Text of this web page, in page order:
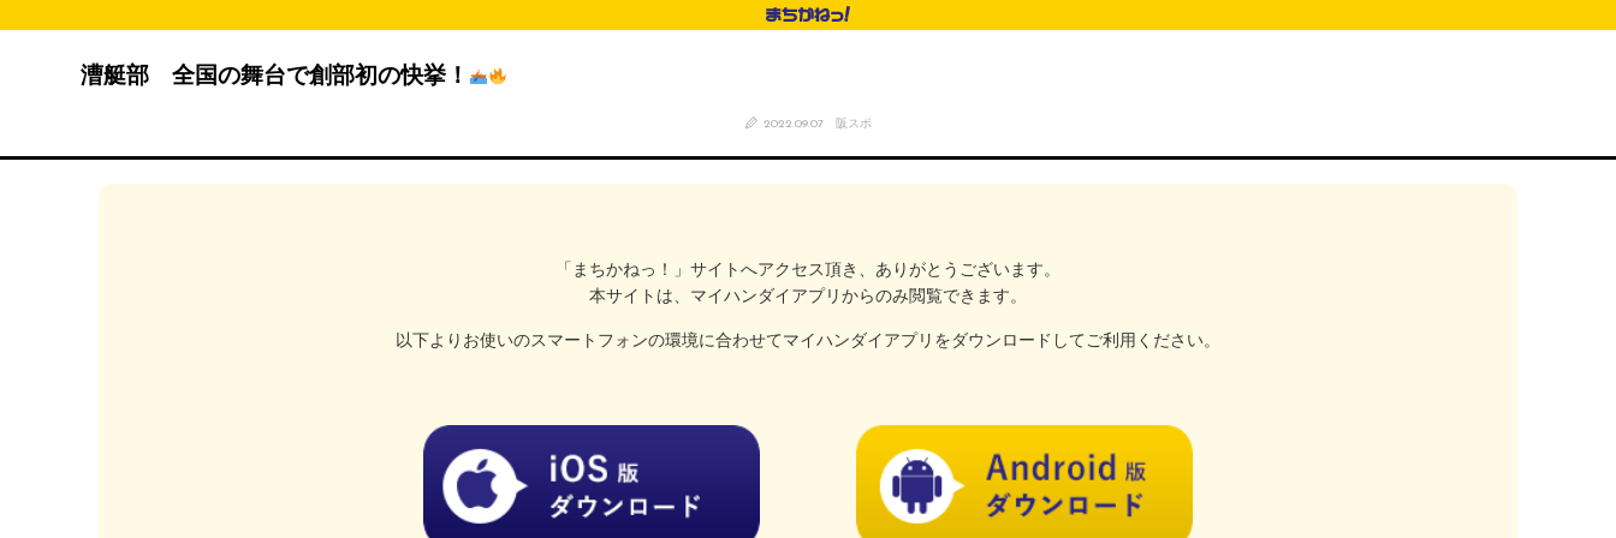
漕艇部 全国の舞台で創部初の快挙！
2022.09.07阪スポ
「まちかねっ！」サイトへアクセス頂き、 ありがとうございます。
本サイトは、マイハンダイアプリからのみ閲覧できます。
以下よりお使いのスマートフォンの環境に合わせてマイハンダイアプリをダウンロードしてご利用ください。